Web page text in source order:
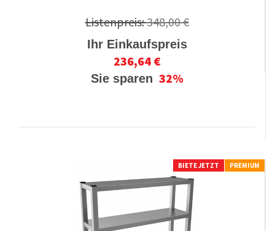
Listenpreis:348,00 €
Ihr Einkaufspreis
236,64 €
Sie sparen 32%
BIETE JETZT PREMIUM